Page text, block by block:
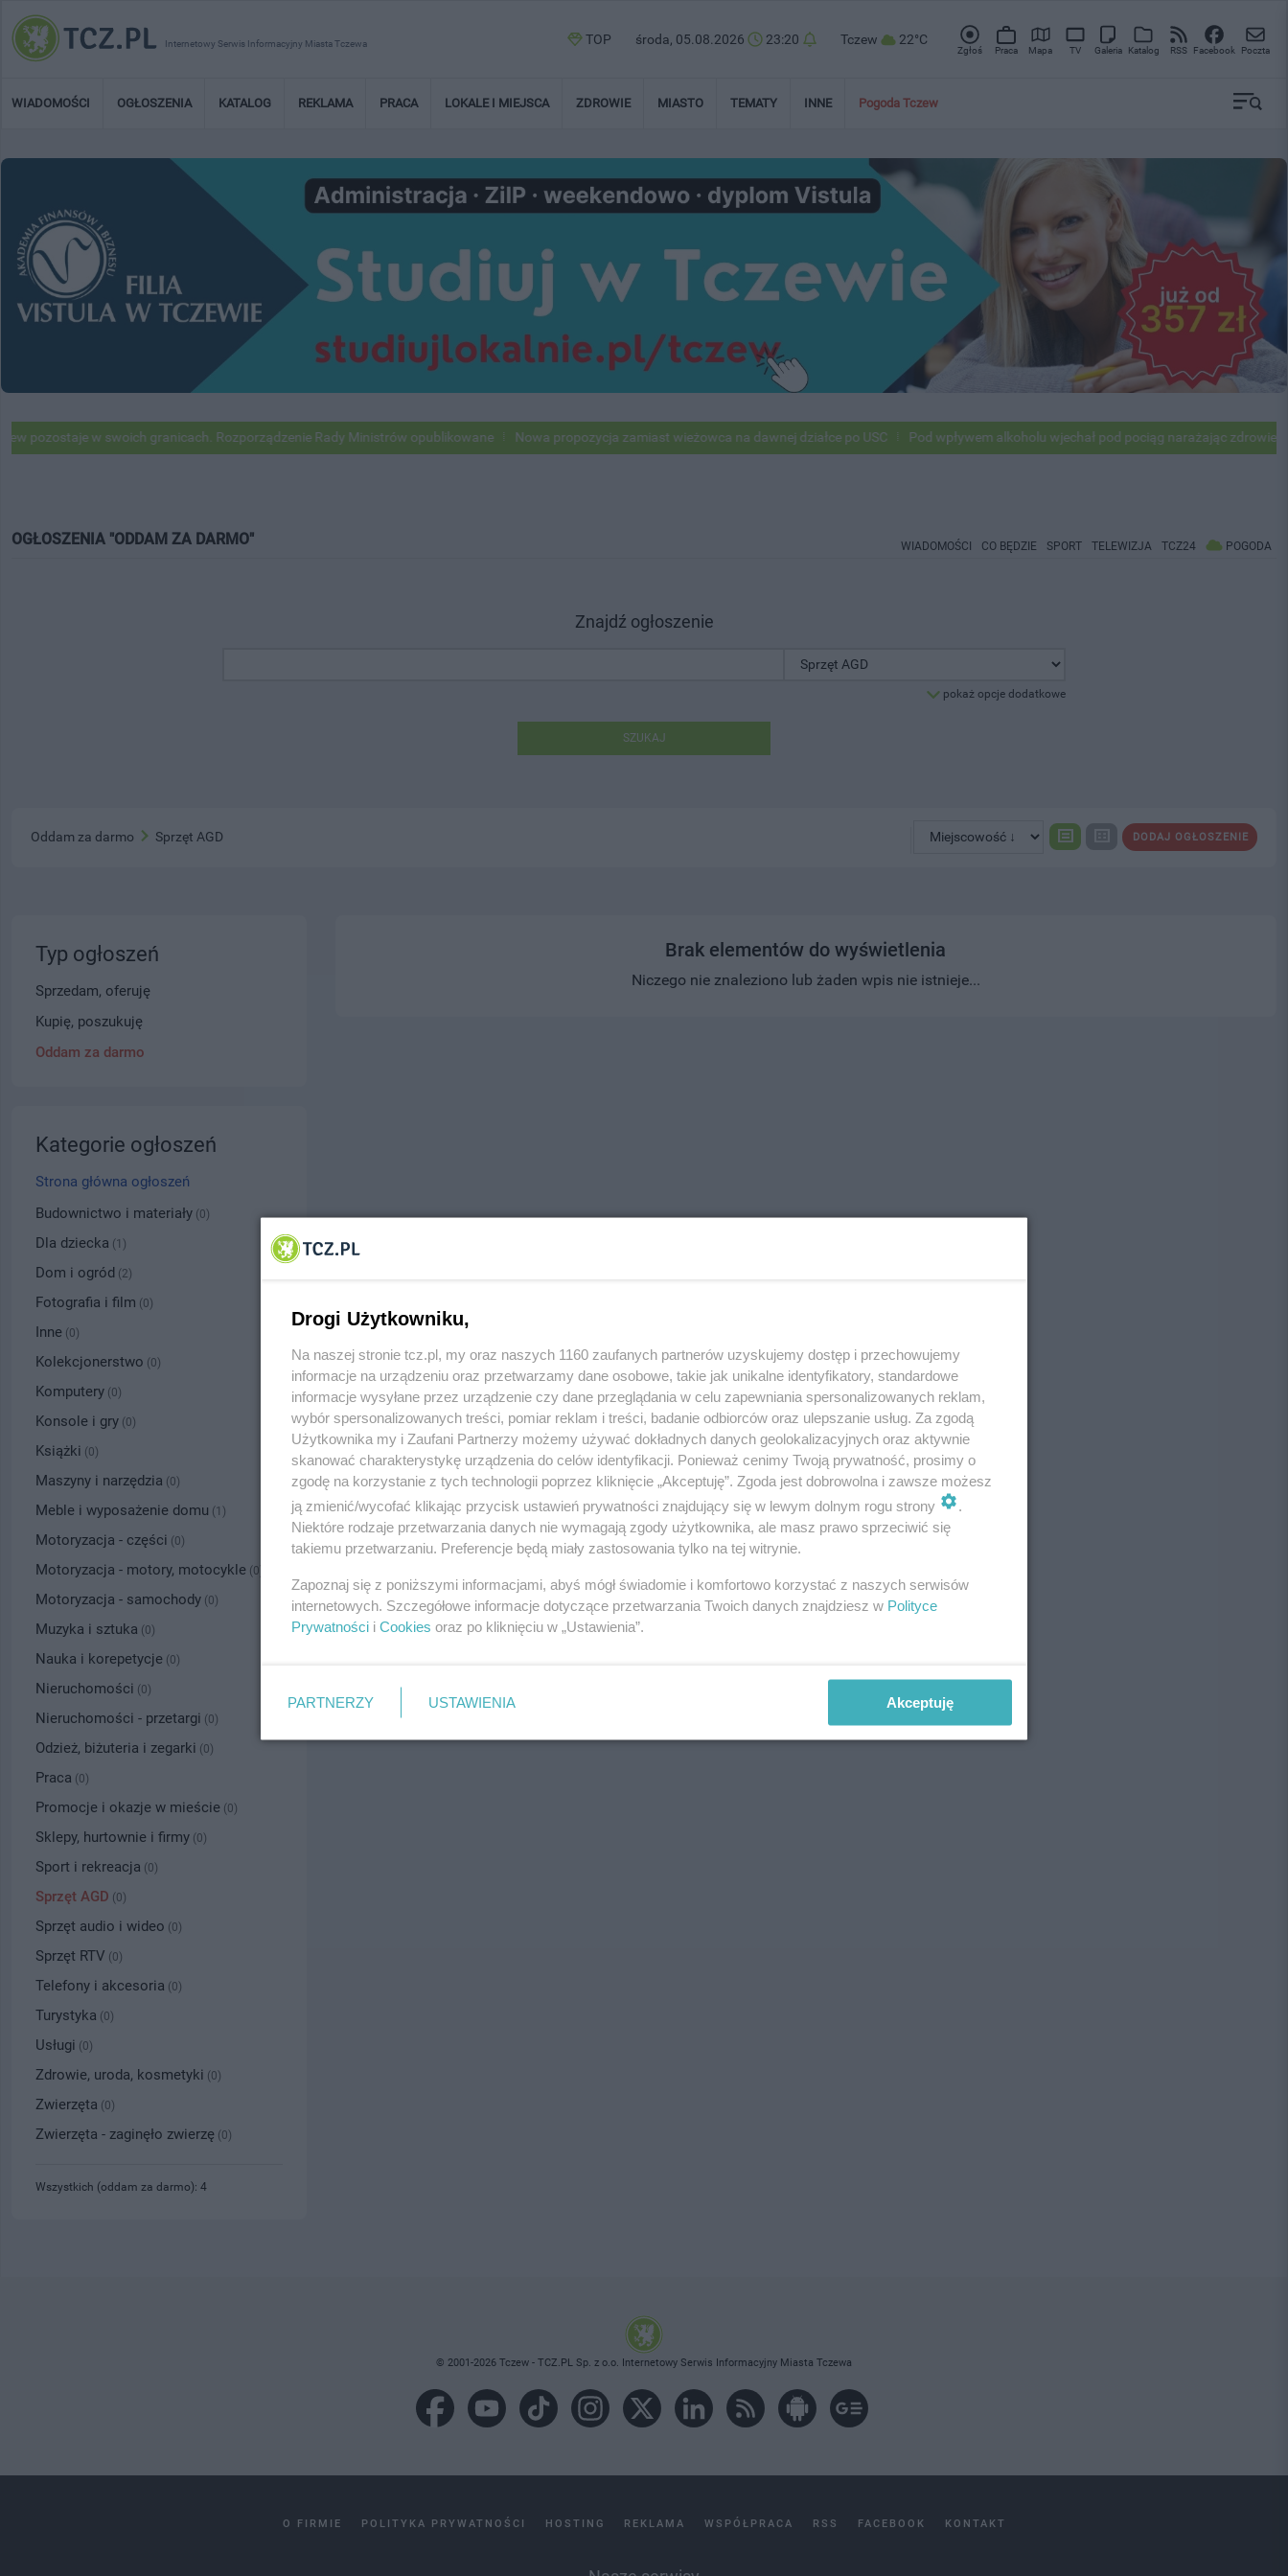
Internetowy Serwis Informacyjny Miasta Tczewa TOP środa, 05.08.2026 23:20 Tczew 22°C
Zgłoś Praca Mapa TV Galeria Katalog RSS Facebook Poczta
WIADOMOŚCI OGŁOSZENIA KATALOG REKLAMA PRACA LOKALE I MIEJSCA ZDROWIE MIASTO TEMATY INNE Pogoda Tczew
w swoich granicach. Rozporządzenie Rady Ministrów opublikowane Nowa propozycja zamiast wieżowca na dawnej działce po USC Pod wpływem alkoholu wjechał pod pociąg narażając zdrowie i
OGŁOSZENIA "ODDAM ZA DARMO" WIADOMOŚCI CO BĘDZIE SPORT TELEWIZJA TCZ24 POGODA
Znajdź ogłoszenie
pokaż opcje dodatkowe
SZUKAJ
DODAJ OGŁOSZENIE
Oddam za darmo Sprzęt AGD
Brak elementów do wyświetlenia
Niczego nie znaleziono lub żaden wpis nie istnieje...
Typ ogłoszeń
Sprzedam, oferuję
Kupię, poszukuję
Oddam za darmo
Kategorie ogłoszeń
Strona główna ogłoszeń
Budownictwo i materiały (0)
Dla dziecka (1)
Dom i ogród (2)
Fotografia i film (0)
Inne (0)
Kolekcjonerstwo (0)
Komputery (0)
Konsole i gry (0)
Książki (0)
Maszyny i narzędzia (0)
Meble i wyposażenie domu (1)
Motoryzacja - części (0)
Motoryzacja - motory, motocykle (0)
Motoryzacja - samochody (0)
Muzyka i sztuka (0)
Nauka i korepetycje (0)
Nieruchomości (0)
Nieruchomości - przetargi (0)
Odzież, biżuteria i zegarki (0)
Praca (0)
Promocje i okazje w mieście (0)
Sklepy, hurtownie i firmy (0)
Sport i rekreacja (0)
Sprzęt AGD (0)
Sprzęt audio i wideo (0)
Sprzęt RTV (0)
Telefony i akcesoria (0)
Turystyka (0)
Usługi (0)
Zdrowie, uroda, kosmetyki (0)
Zwierzęta (0)
Zwierzęta - zaginęło zwierzę (0)
Wszystkich (oddam za darmo): 4
© 2001-2026 Tczew - TCZ.PL Sp. z o.o. Internetowy Serwis Informacyjny Miasta Tczewa
O FIRMIE POLITYKA PRYWATNOŚCI HOSTING REKLAMA WSPÓŁPRACA RSS FACEBOOK KONTAKT
Drogi Użytkowniku,
Na naszej stronie tcz.pl, my oraz naszych 1160 zaufanych partnerów uzyskujemy dostęp i przechowujemy
informacje na urządzeniu oraz przetwarzamy dane osobowe, takie jak unikalne identyfikatory, standardowe
informacje wysyłane przez urządzenie czy dane przeglądania w celu zapewniania spersonalizowanych reklam,
wybór spersonalizowanych treści, pomiar reklam i treści, badanie odbiorców oraz ulepszanie usług. Za zgodą
Użytkownika my i Zaufani Partnerzy możemy używać dokładnych danych geolokalizacyjnych oraz aktywnie
skanować charakterystykę urządzenia do celów identyfikacji. Ponieważ cenimy Twoją prywatność, prosimy o
zgodę na korzystanie z tych technologii poprzez kliknięcie „Akceptuję”. Zgoda jest dobrowolna i zawsze możesz
ją zmienić/wycofać klikając przycisk ustawień prywatności znajdujący się w lewym dolnym rogu strony
Niektóre rodzaje przetwarzania danych nie wymagają zgody użytkownika, ale masz prawo sprzeciwić się
takiemu przetwarzaniu. Preferencje będą miały zastosowania tylko na tej witrynie.
Zapoznaj się z poniższymi informacjami, abyś mógł świadomie i komfortowo korzystać z naszych serwisów
internetowych. Szczegółowe informacje dotyczące przetwarzania Twoich danych znajdziesz w Polityce
Prywatności i Cookies oraz po kliknięciu w „Ustawienia”.
PARTNERZY USTAWIENIA Akceptuję